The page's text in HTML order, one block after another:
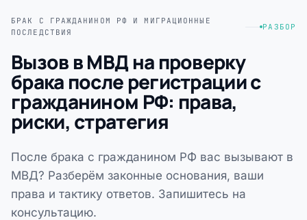
БРАК С ГРАЖДАНИНОМ РФ И МИГРАЦИОННЫЕ
ПОСЛЕДСТВИЯ
РАЗБОР
Вызов в МВД на проверку
брака после регистрации с
гражданином РФ: права,
риски, стратегия
После брака с гражданином РФ вас вызывают в
МВД? Разберём законные основания, ваши
права и тактику ответов. Запишитесь на
консультацию.